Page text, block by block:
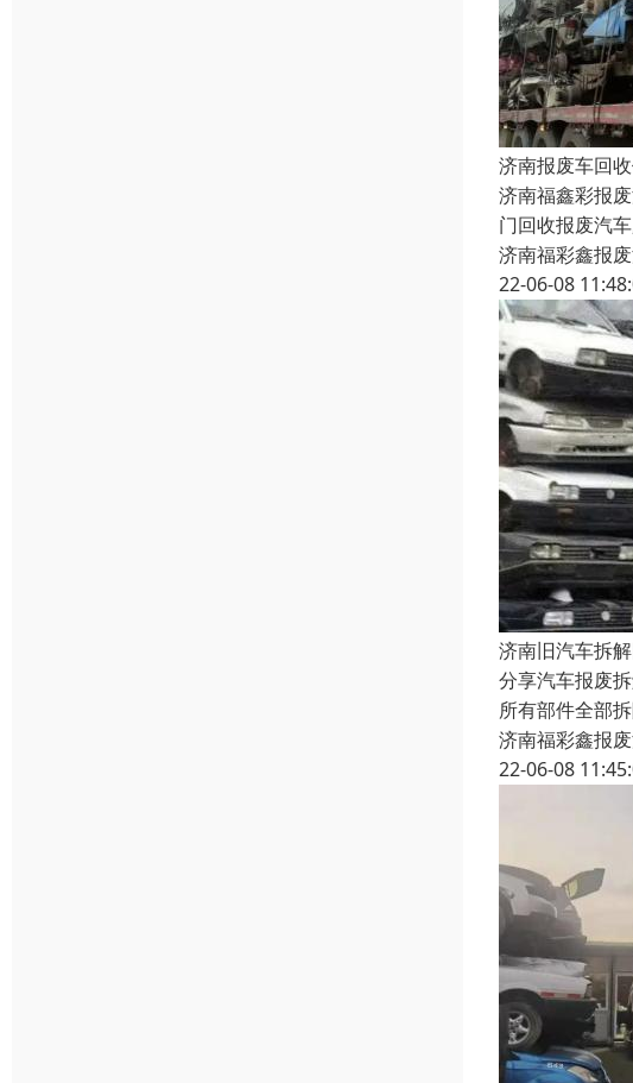
济南报废车回
济南福鑫彩报
门回收报废汽
济南福彩鑫报
22-06-08
济南旧汽车拆
分享汽车报废
所有部件全部
济南福彩鑫报
22-06-08